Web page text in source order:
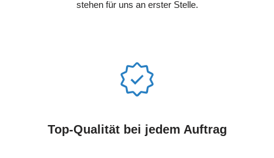
stehen für uns an erster Stelle.
Top-Qualität bei jedem Auftrag